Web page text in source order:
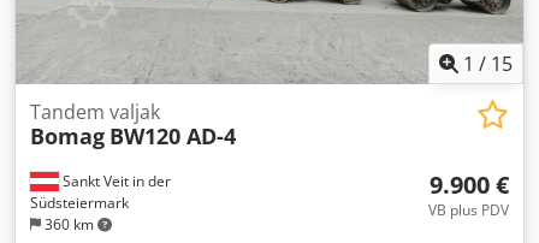
1 / 15
Sankt Veit in der
Südsteiermark
360 km
Tandem valjak
Bomag BW120 AD-4
9.900 €
VB plus PDV